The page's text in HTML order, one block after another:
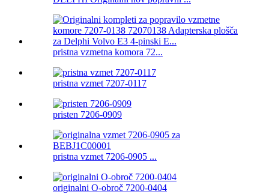
pristna vzmetna komora 72...
pristna vzmet 7207-0117
pristen 7206-0909
pristna vzmet 7206-0905 ...
originalni O-obroč 7200-0404